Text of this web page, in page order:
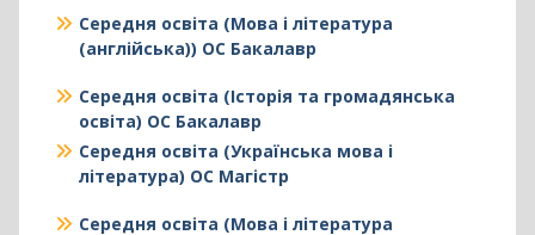
Середня освіта (Мова і література
(англійська)) ОС Бакалавр
Середня освіта (Історія та громадянська
освіта) ОС Бакалавр
Середня освіта (Українська мова і
література) ОС Магістр
Середня освіта (Мова і література